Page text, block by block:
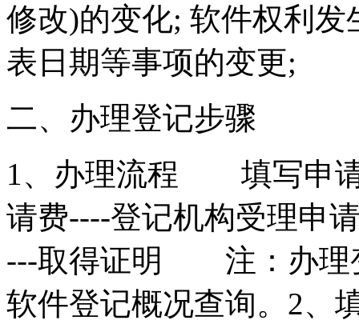
修改)的变化; 软件权利
表日期等事项的变更;
二、办理登记步骤
1、办理流程 填写申请
请费----登记机构受理申
---取得证明 注：办理
软件登记概况查询。2